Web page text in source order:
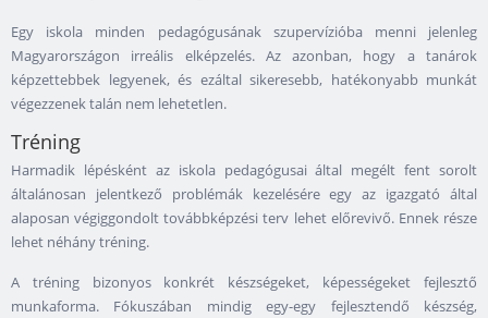
Egy iskola minden pedagógusának szupervízióba menni jelenleg
Magyarországon irreális elképzelés. Az azonban, hogy a tanárok
képzettebbek legyenek, és ezáltal sikeresebb, hatékonyabb munkát
végezzenek talán nem lehetetlen.
Tréning
Harmadik lépésként az iskola pedagógusai által megélt fent sorolt
általánosan jelentkező problémák kezelésére egy az igazgató által
alaposan végiggondolt továbbképzési terv lehet előrevivő. Ennek része
lehet néhány tréning.
A tréning bizonyos konkrét készségeket, képességeket fejlesztő
munkaforma. Fókuszában mindig egy-egy fejlesztendő készség,